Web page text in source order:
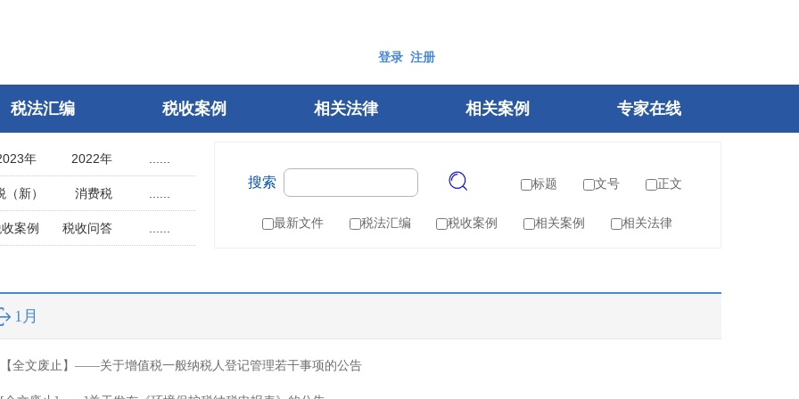
登录 注册
税法汇编 税收案例 相关法律 相关案例 专家在线
年
2022年
年
2017年
年
2012年
年
2007年
年
1997年
年
年
1982年
新）
消费税
税
土地使用税
购置税
车船税
案例
税收问答
自然人电子税务局
搜索 标题 文号 正文
最新文件 税法汇编 税收案例 相关案例 相关法律
1月
【全文废止】——关于增值税一般纳税人登记管理若干事项的公告